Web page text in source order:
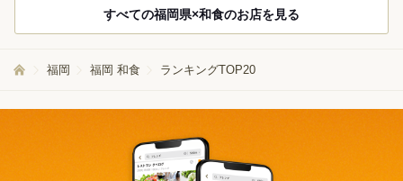
すべての福岡県×和食のお店を見る
福岡 福岡 和食 ランキングTOP20